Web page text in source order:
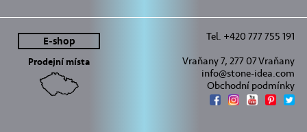
E-shop
Prodejní místa
Tel. +420 777 755 191
Vraňany 7, 277 07 Vraňany
info@stone-idea.com
Obchodní podmínky